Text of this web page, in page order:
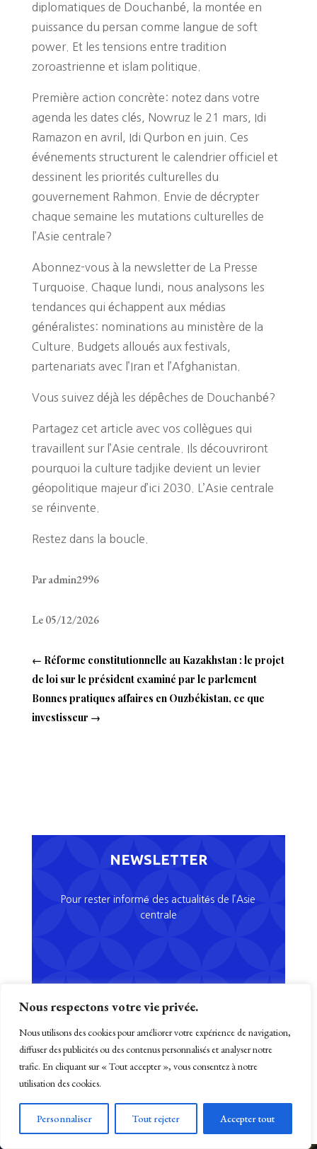
Nous respectons votre vie privée.
Nous utilisons des cookies pour améliorer votre expérience de navigation,
diffuser des publicités ou des contenus personnalisés et analyser notre
trafic. En cliquant sur « Tout accepter », vous consentez à notre
utilisation des cookies.
Personnaliser Tout rejeter Accepter tout
diplomatiques de Douchanbé, la montée en
puissance du persan comme langue de soft
power. Et les tensions entre tradition
zoroastrienne et islam politique.
Première action concrète: notez dans votre
agenda les dates clés, Nowruz le 21 mars, Idi
Ramazon en avril, Idi Qurbon en juin. Ces
événements structurent le calendrier officiel et
dessinent les priorités culturelles du
gouvernement Rahmon. Envie de décrypter
chaque semaine les mutations culturelles de
l’Asie centrale?
Abonnez-vous à la newsletter de La Presse
Turquoise. Chaque lundi, nous analysons les
tendances qui échappent aux médias
généralistes: nominations au ministère de la
Culture. Budgets alloués aux festivals,
partenariats avec l’Iran et l’Afghanistan.
Vous suivez déjà les dépêches de Douchanbé?
Partagez cet article avec vos collègues qui
travaillent sur l’Asie centrale. Ils découvriront
pourquoi la culture tadjike devient un levier
géopolitique majeur d’ici 2030. L’Asie centrale
se réinvente.
Restez dans la boucle.
Par admin2996
Le 05/12/2026
← Réforme constitutionnelle au Kazakhstan : le projet
de loi sur le président examiné par le parlement
Bonnes pratiques affaires en Ouzbékistan, ce que
investisseur →
NEWSLETTER
Pour rester informé des actualités de l’Asie
centrale
S'ABONNER